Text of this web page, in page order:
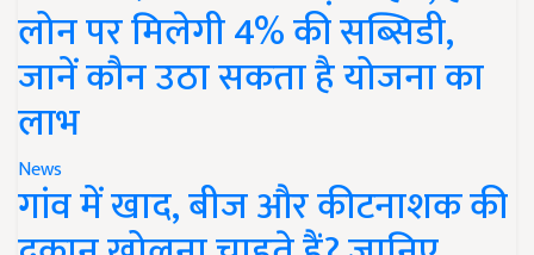
लोन पर मिलेगी 4% की सब्सिडी,
जानें कौन उठा सकता है योजना का
लाभ
News
गांव में खाद, बीज और कीटनाशक की